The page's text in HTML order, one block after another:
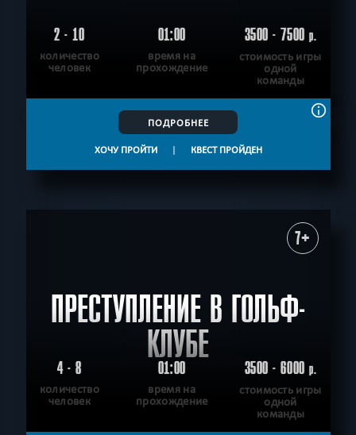
2 - 10
количество
человек
01:00
время на
прохождение
3500 - 7500р.
стоимость игры
одной
команды
ПОДРОБНЕЕ
ХОЧУ ПРОЙТИ | КВЕСТ ПРОЙДЕН
7+
ПРЕСТУПЛЕНИЕ В ГОЛЬФ-
КЛУБЕ
4 - 8
количество
человек
01:00
время на
прохождение
3500 - 6000р.
стоимость игры
одной
команды